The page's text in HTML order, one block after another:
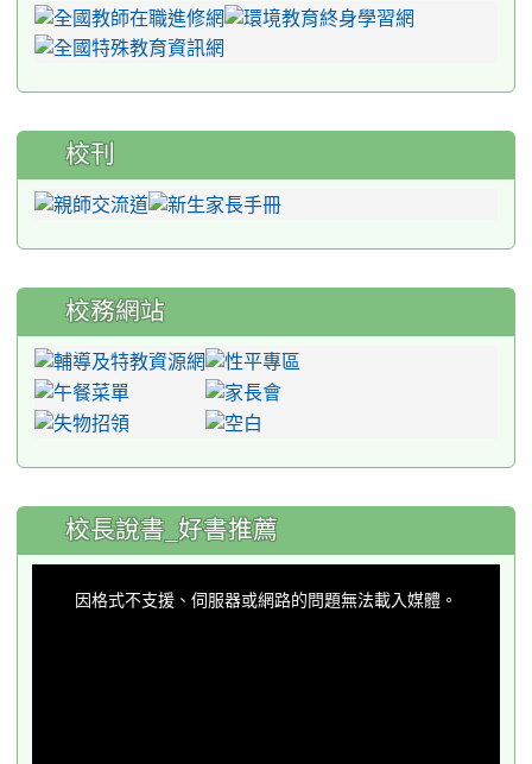
校刊
校務網站
:::
校長說書_好書推薦
因格式不支援、伺服器或網路的問題無法載入媒體。